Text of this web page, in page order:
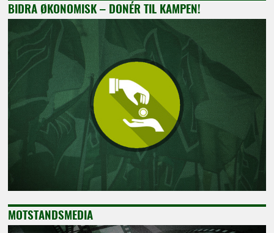
BIDRA ØKONOMISK – DONÉR TIL KAMPEN!
MOTSTANDSMEDIA